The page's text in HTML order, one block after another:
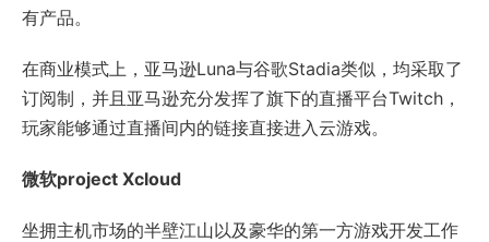
有产品。
在商业模式上，亚马逊Luna与谷歌Stadia类似，均采取了
订阅制，并且亚马逊充分发挥了旗下的直播平台Twitch，
玩家能够通过直播间内的链接直接进入云游戏。
微软project Xcloud
坐拥主机市场的半壁江山以及豪华的第一方游戏开发工作